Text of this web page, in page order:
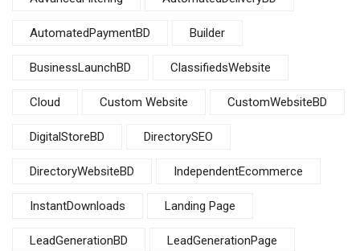
AutomatedPaymentBD Builder
BusinessLaunchBD ClassifiedsWebsite
Cloud Custom Website CustomWebsiteBD
DigitalStoreBD DirectorySEO
DirectoryWebsiteBD IndependentEcommerce
InstantDownloads Landing Page
LeadGenerationBD LeadGenerationPage